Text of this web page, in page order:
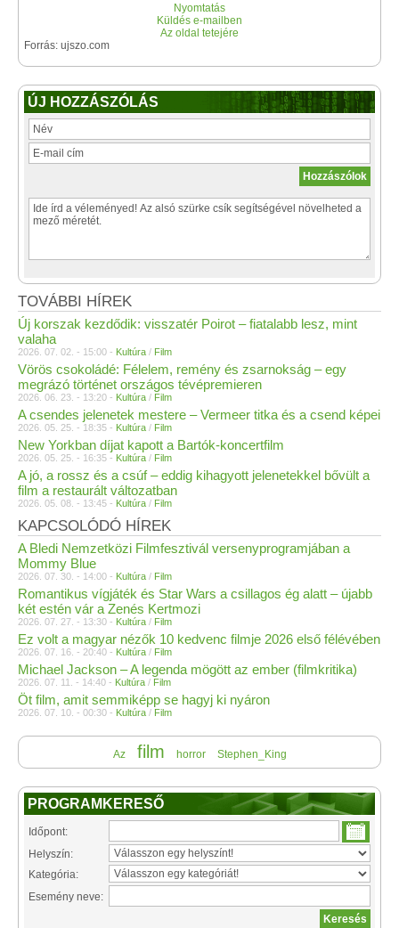
Nyomtatás
Küldés e-mailben
Az oldal tetejére
Forrás: ujszo.com
ÚJ HOZZÁSZÓLÁS
TOVÁBBI HÍREK
Új korszak kezdődik: visszatér Poirot – fiatalabb lesz, mint
valaha
2026. 07. 02. - 15:00 - Kultúra / Film
Vörös csokoládé: Félelem, remény és zsarnokság – egy
megrázó történet országos tévépremieren
2026. 06. 23. - 13:20 - Kultúra / Film
A csendes jelenetek mestere – Vermeer titka és a csend képei
2026. 05. 25. - 18:35 - Kultúra / Film
New Yorkban díjat kapott a Bartók-koncertfilm
2026. 05. 25. - 16:35 - Kultúra / Film
A jó, a rossz és a csúf – eddig kihagyott jelenetekkel bővült a
film a restaurált változatban
2026. 05. 08. - 13:45 - Kultúra / Film
KAPCSOLÓDÓ HÍREK
A Bledi Nemzetközi Filmfesztivál versenyprogramjában a
Mommy Blue
2026. 07. 30. - 14:00 - Kultúra / Film
Romantikus vígjáték és Star Wars a csillagos ég alatt – újabb
két estén vár a Zenés Kertmozi
2026. 07. 27. - 13:30 - Kultúra / Film
Ez volt a magyar nézők 10 kedvenc filmje 2026 első félévében
2026. 07. 16. - 20:40 - Kultúra / Film
Michael Jackson – A legenda mögött az ember (filmkritika)
2026. 07. 11. - 14:40 - Kultúra / Film
Öt film, amit semmiképp se hagyj ki nyáron
2026. 07. 10. - 00:30 - Kultúra / Film
Az film horror Stephen_King
PROGRAMKERESŐ
Időpont:
Helyszín:
Kategória:
Esemény neve: